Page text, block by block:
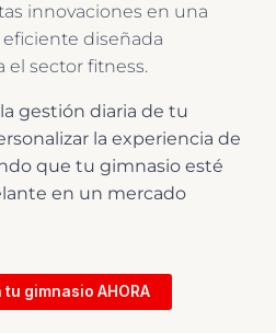
innovaciones en una
diseñada
el sector fitness.
gestión diaria de tu
la experiencia de
que tu gimnasio esté
en un mercado
gimnasio AHORA